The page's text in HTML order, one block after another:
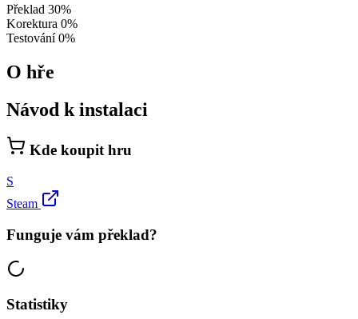
Překlad 30%
Korektura 0%
Testování 0%
O hře
Návod k instalaci
Kde koupit hru
S
Steam
Funguje vám překlad?
Statistiky